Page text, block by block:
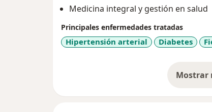
Medicina integral y gestión en salud
Principales enfermedades tratadas
Hipertensión arterial Diabetes
Mostrar